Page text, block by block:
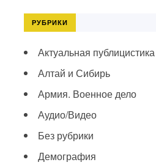
РУБРИКИ
Актуальная публицистика
Алтай и Сибирь
Армия. Военное дело
Аудио/Видео
Без рубрики
Демография